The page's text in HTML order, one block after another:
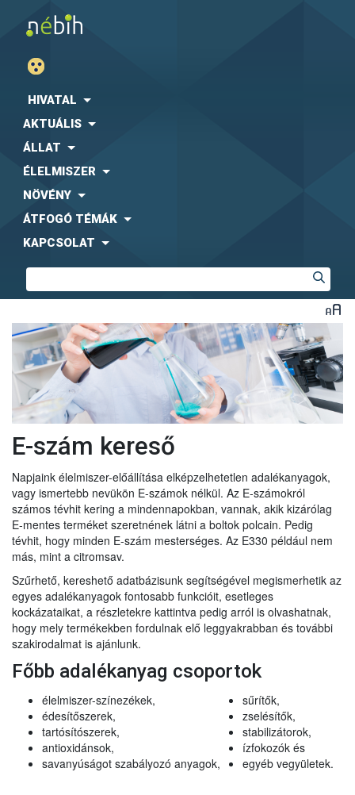
HIVATAL
AKTUÁLIS
ÁLLAT
ÉLELMISZER
NÖVÉNY
ÁTFOGÓ TÉMÁK
KAPCSOLAT
E-szám kereső
Napjaink élelmiszer-előállítása elképzelhetetlen adalékanyagok,
vagy ismertebb nevükön E-számok nélkül. Az E-számokról
számos tévhit kering a mindennapokban, vannak, akik kizárólag
E-mentes terméket szeretnének látni a boltok polcain. Pedig
tévhit, hogy minden E-szám mesterséges. Az E330 például nem
más, mint a citromsav.
Szűrhető, kereshető adatbázisunk segítségével megismerhetik az
egyes adalékanyagok fontosabb funkcióit, esetleges
kockázataikat, a részletekre kattintva pedig arról is olvashatnak,
hogy mely termékekben fordulnak elő leggyakrabban és további
szakirodalmat is ajánlunk.
Főbb adalékanyag csoportok
élelmiszer-színezékek,
édesítőszerek,
tartósítószerek,
antioxidánsok,
savanyúságot szabályozó anyagok,
sűrítők,
zselésítők,
stabilizátorok,
ízfokozók és
egyéb vegyületek.